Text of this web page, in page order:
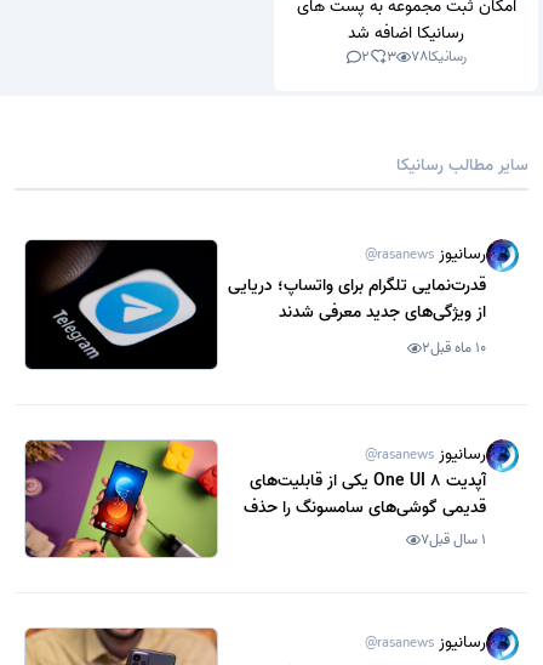
امکان ثبت مجموعه به پست های
رسانیکا اضافه شد
رسانیکا78
3
2
سایر مطالب رسانیکا
رسانیوز @rasanews
قدرت‌نمایی تلگرام برای واتساپ؛ دریایی
از ویژگی‌های جدید معرفی شدند
10 ماه قبل 2
رسانیوز @rasanews
آپدیت One UI 8 یکی از قابلیت‌های
قدیمی گوشی‌های سامسونگ را حذف
می‌کند1 سال قبل 7
رسانیوز @rasanews